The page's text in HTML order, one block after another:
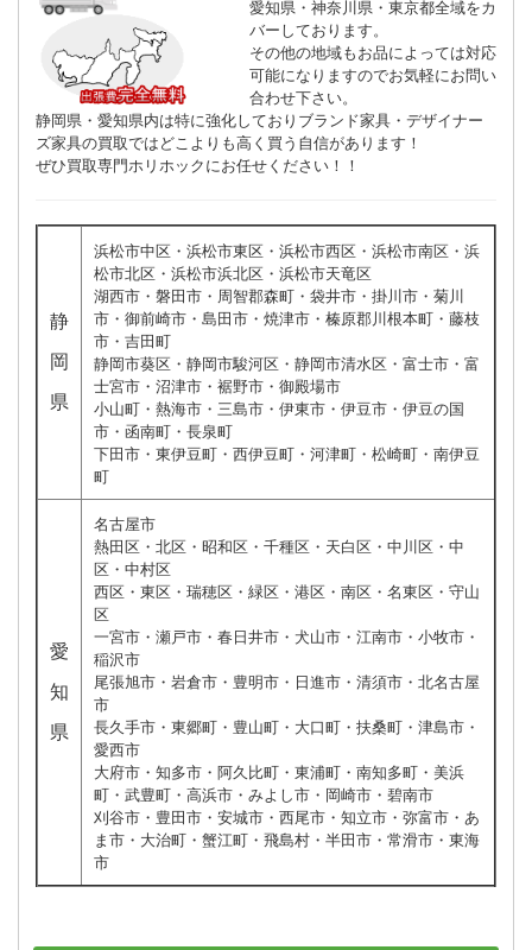
愛知県・神奈川県・東京都全域をカ
バーしております。
その他の地域もお品によっては対応
可能になりますのでお気軽にお問い
合わせ下さい。
静岡県・愛知県内は特に強化しておりブランド家具・デザイナー
ズ家具の買取ではどこよりも高く買う自信があります！
ぜひ買取専門ホリホックにお任せください！！
静
岡
県
浜松市中区・浜松市東区・浜松市西区・浜松市南区・浜
松市北区・浜松市浜北区・浜松市天竜区
湖西市・磐田市・周智郡森町・袋井市・掛川市・菊川
市・御前崎市・島田市・焼津市・榛原郡川根本町・藤枝
市・吉田町
静岡市葵区・静岡市駿河区・静岡市清水区・富士市・富
士宮市・沼津市・裾野市・御殿場市
小山町・熱海市・三島市・伊東市・伊豆市・伊豆の国
市・函南町・長泉町
下田市・東伊豆町・西伊豆町・河津町・松崎町・南伊豆
町
愛
知
県
名古屋市
熱田区・北区・昭和区・千種区・天白区・中川区・中
区・中村区
西区・東区・瑞穂区・緑区・港区・南区・名東区・守山
区
一宮市・瀬戸市・春日井市・犬山市・江南市・小牧市・
稲沢市
尾張旭市・岩倉市・豊明市・日進市・清須市・北名古屋
市
長久手市・東郷町・豊山町・大口町・扶桑町・津島市・
愛西市
大府市・知多市・阿久比町・東浦町・南知多町・美浜
町・武豊町・高浜市・みよし市・岡崎市・碧南市
刈谷市・豊田市・安城市・西尾市・知立市・弥富市・あ
ま市・大治町・蟹江町・飛島村・半田市・常滑市・東海
市